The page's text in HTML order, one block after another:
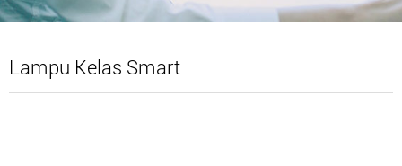
Lampu Kelas Smart